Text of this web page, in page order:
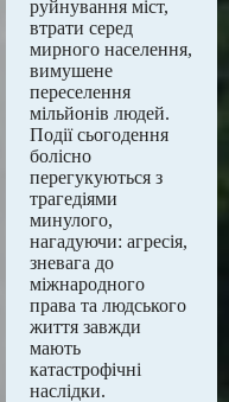
руйнування міст,
втрати серед
мирного населення,
вимушене
переселення
мільйонів людей.
Події сьогодення
болісно
перегукуються з
трагедіями
минулого,
нагадуючи: агресія,
зневага до
міжнародного
права та людського
життя завжди
мають
катастрофічні
наслідки.